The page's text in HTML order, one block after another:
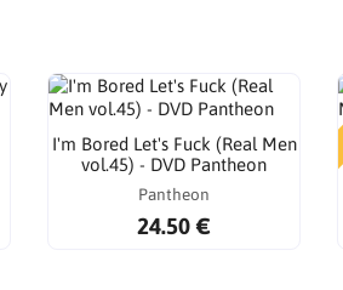
I'm Bored Let's Fuck (Real Men
vol.45) - DVD Pantheon
Pantheon
24.50 €